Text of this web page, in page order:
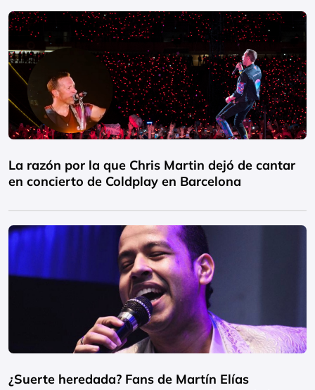
La razón por la que Chris Martin dejó de cantar
en concierto de Coldplay en Barcelona
¿Suerte heredada? Fans de Martín Elías